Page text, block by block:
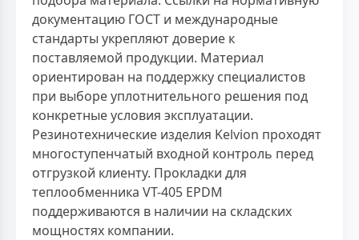
документацию ГОСТ и международные
стандарты укрепляют доверие к
поставляемой продукции. Материал
ориентирован на поддержку специалистов
при выборе уплотнительного решения под
конкретные условия эксплуатации.
Резинотехнические изделия Kelvion проходят
многоступенчатый входной контроль перед
отгрузкой клиенту. Прокладки для
теплообменника VT-405 EPDM
поддерживаются в наличии на складских
мощностях компании.